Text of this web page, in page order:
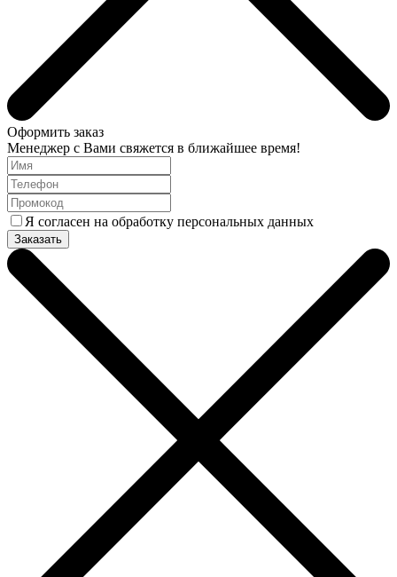
Оформить заказ
Менеджер с Вами свяжется в ближайшее время!
Я согласен на обработку персональных данных
Заказать